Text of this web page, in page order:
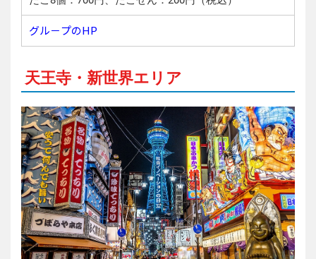
グル－プのHP
天王寺・新世界エリア